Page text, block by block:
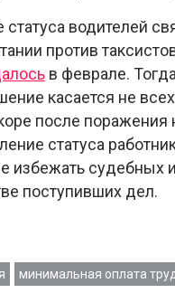
статуса водителей
против
в феврале.
касается не
после
статуса
избежать
поступивших дел.
минимальная оплата